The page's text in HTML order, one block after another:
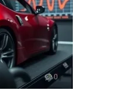
0